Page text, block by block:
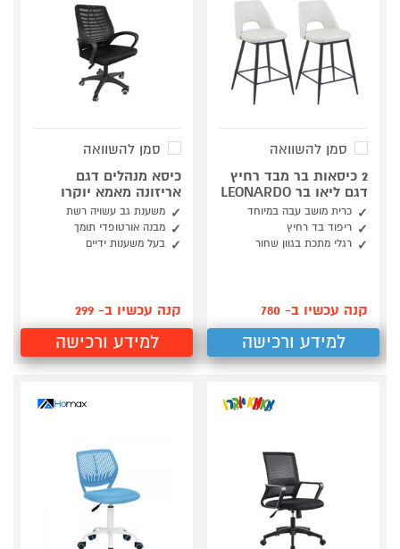
סמן להשוואה
2 כיסאות בר מבד רחיץ
דגם ליאו בר LEONARDO
כרית מושב עבה במיוחד
ריפוד בד רחיץ
רגלי מתכת בגוון שחור
קנה עכשיו ב- 780
למידע ורכישה
סמן להשוואה
כיסא מנהלים דגם
אריזונה מאמא יוקרו
משענת גב עשויה רשת
מבנה אורטופדי תומך
בעל משענות ידיים
קנה עכשיו ב- 299
למידע ורכישה